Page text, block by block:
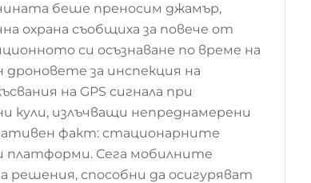
беше преносим джамър,
охрана съобщиха за повече от
си осъзнаване по време на
дроновете за инспекция на
на GPS сигнала при
кули, излъчващи непреднамерени
факт: стационарните
платформи. Сега мобилните
способни да осигуряват